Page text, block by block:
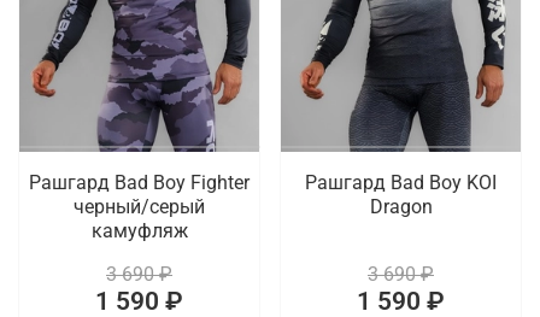
Рашгард Bad Boy Fighter
черный/серый
камуфляж
3 690 ₽
1 590 ₽
Рашгард Bad Boy KOI
Dragon
3 690 ₽
1 590 ₽